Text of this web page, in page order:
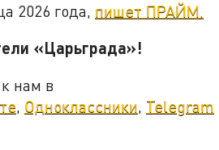
2026 года, пишет ПРАЙМ.
«Царьграда»!
нам в
, Одноклассники, Telegram